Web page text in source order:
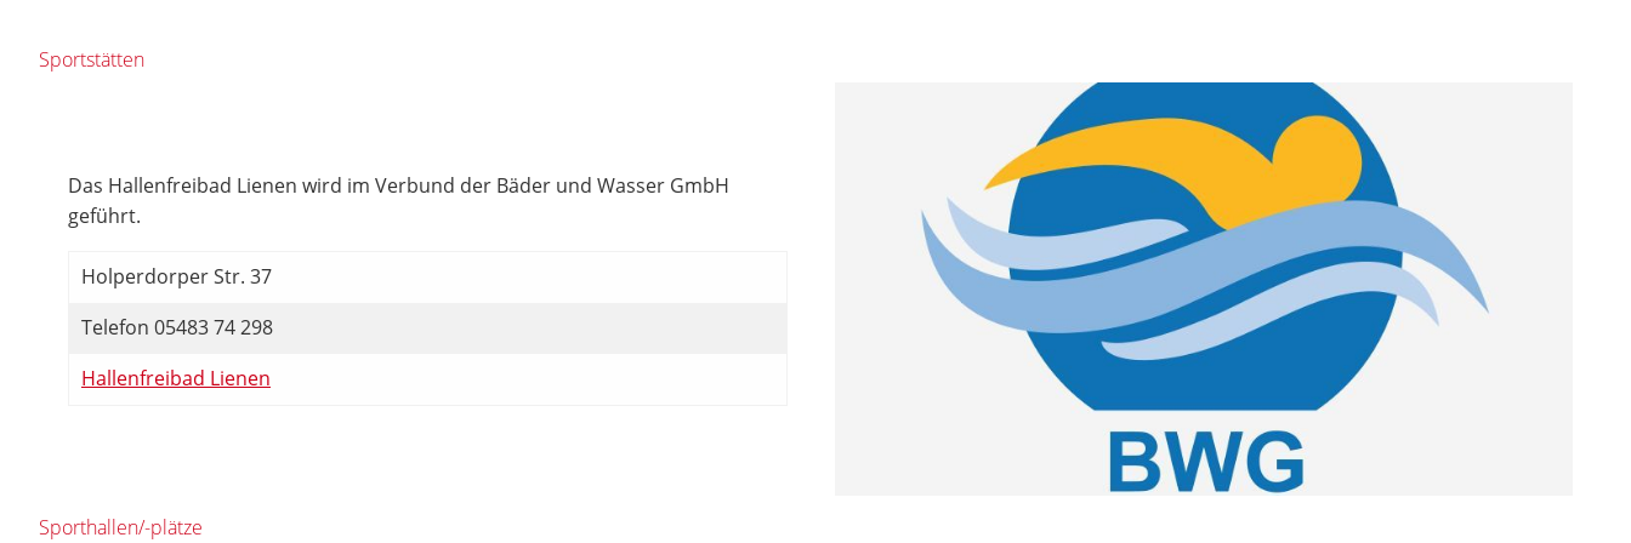
Sportstätten
Das Hallenfreibad Lienen wird im Verbund der Bäder und Wasser GmbH
geführt.
Holperdorper Str. 37
Telefon 05483 74 298
Hallenfreibad Lienen
Sporthallen/-plätze